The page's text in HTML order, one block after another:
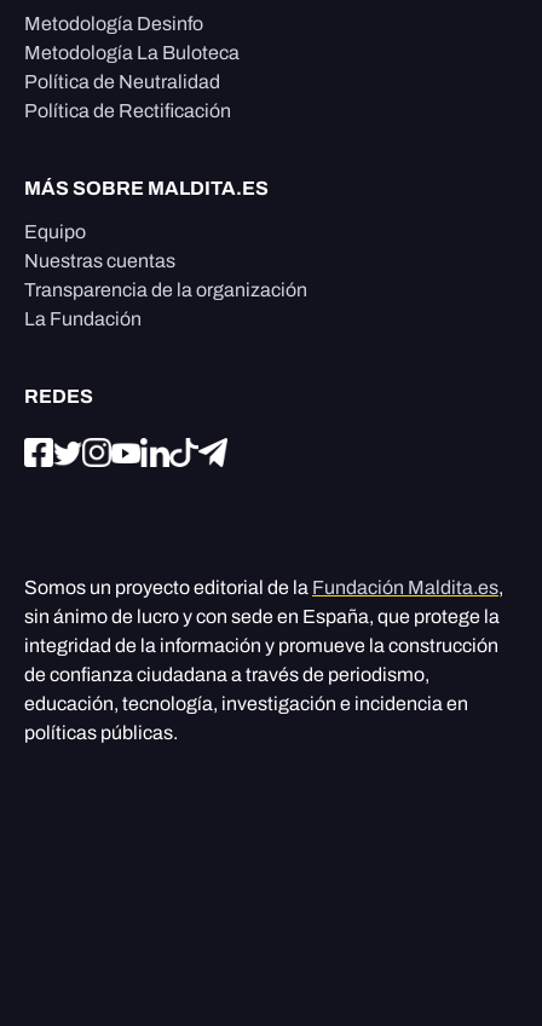
Metodología Desinfo
Metodología La Buloteca
Política de Neutralidad
Política de Rectificación
MÁS SOBRE MALDITA.ES
Equipo
Nuestras cuentas
Transparencia de la organización
La Fundación
REDES
Somos un proyecto editorial de la Fundación Maldita.es,
sin ánimo de lucro y con sede en España, que protege la
integridad de la información y promueve la construcción
de confianza ciudadana a través de periodismo,
educación, tecnología, investigación e incidencia en
políticas públicas.